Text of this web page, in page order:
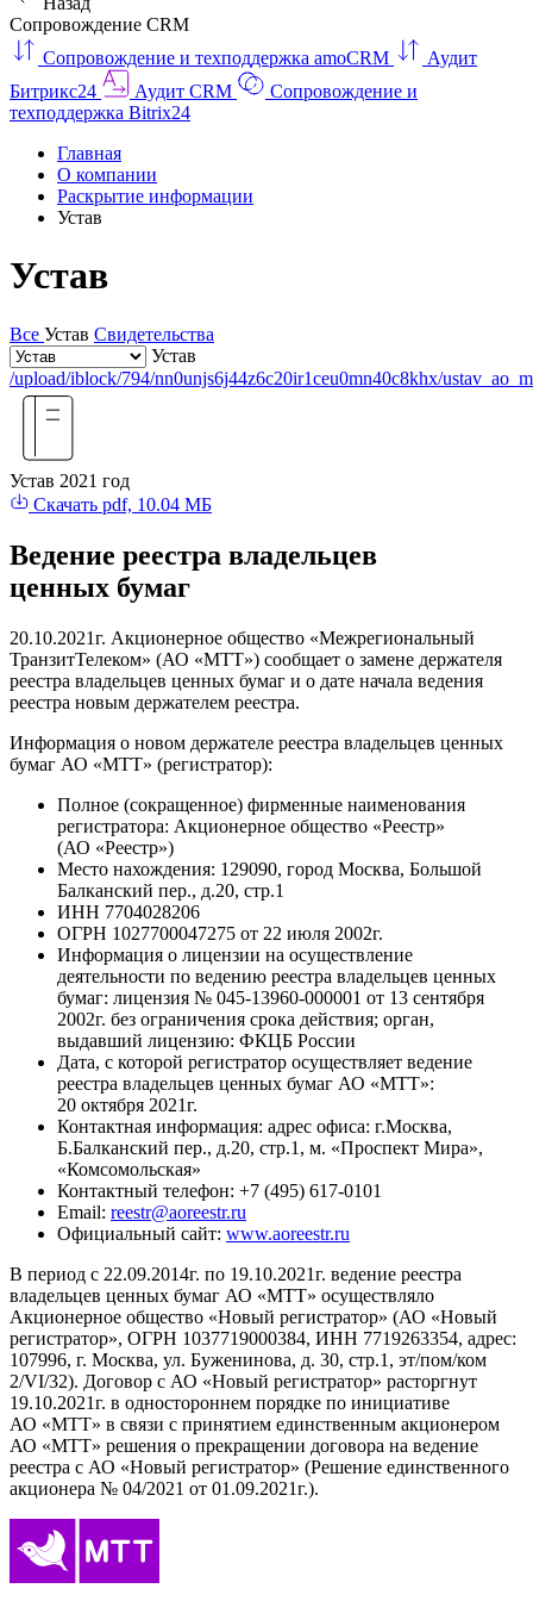
Сопровождение CRM
Сопровождение и техподдержка amoCRM
Аудит
Битрикс24
Аудит CRM
Сопровождение и
техподдержка Bitrix24
Главная
О компании
Раскрытие информации
Устав
Устав
Все Устав Свидетельства
Устав
/upload/iblock/794/nn0unjs6j44z6c20ir1ceu0mn40c8khx/
Устав 2021 год
Скачать pdf, 10.04 МБ
Ведение реестра владельцев
ценных бумаг
20.10.2021г. Акционерное общество «Межрегиональный
ТранзитТелеком» (АО «МТТ») сообщает о замене держателя
реестра владельцев ценных бумаг и о дате начала ведения
реестра новым держателем реестра.
Информация о новом держателе реестра владельцев ценных
бумаг АО «МТТ» (регистратор):
Полное (сокращенное) фирменные наименования
регистратора: Акционерное общество «Реестр»
(АО «Реестр»)
Место нахождения: 129090, город Москва, Большой
Балканский пер., д.20, стр.1
ИНН 7704028206
ОГРН 1027700047275 от 22 июля 2002г.
Информация о лицензии на осуществление
деятельности по ведению реестра владельцев ценных
бумаг: лицензия № 045-13960-000001 от 13 сентября
2002г. без ограничения срока действия; орган,
выдавший лицензию: ФКЦБ России
Дата, с которой регистратор осуществляет ведение
реестра владельцев ценных бумаг АО «МТТ»:
20 октября 2021г.
Контактная информация: адрес офиса: г.Москва,
Б.Балканский пер., д.20, стр.1, м. «Проспект Мира»,
«Комсомольская»
Контактный телефон: +7 (495) 617-0101
Email: reestr@aoreestr.ru
Официальный сайт: www.aoreestr.ru
В период с 22.09.2014г. по 19.10.2021г. ведение реестра
владельцев ценных бумаг АО «МТТ» осуществляло
Акционерное общество «Новый регистратор» (АО «Новый
регистратор», ОГРН 1037719000384, ИНН 7719263354, адрес:
107996, г. Москва, ул. Буженинова, д. 30, стр.1, эт/пом/ком
2/VI/32). Договор с АО «Новый регистратор» расторгнут
19.10.2021г. в одностороннем порядке по инициативе
АО «МТТ» в связи с принятием единственным акционером
АО «МТТ» решения о прекращении договора на ведение
реестра с АО «Новый регистратор» (Решение единственного
акционера № 04/2021 от 01.09.2021г.).